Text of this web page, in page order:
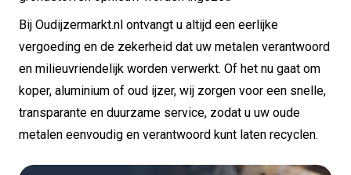
Bij Oudijzermarkt.nl ontvangt u altijd een eerlijke
vergoeding en de zekerheid dat uw metalen verantwoord
en milieuvriendelijk worden verwerkt. Of het nu gaat om
koper, aluminium of oud ijzer, wij zorgen voor een snelle,
transparante en duurzame service, zodat u uw oude
metalen eenvoudig en verantwoord kunt laten recyclen.